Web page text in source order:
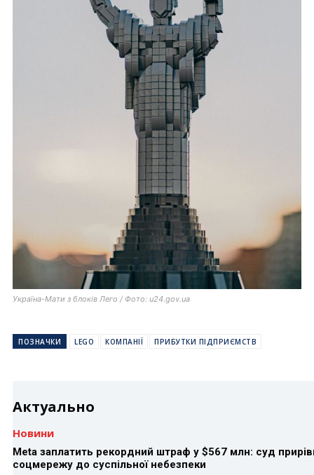
Україна-Мати з блоків Лего / Фото: u24.gov.ua
ПОЗНАЧКИ LEGO КОМПАНІЇ ПРИБУТКИ ПІДПРИЄМСТВ
Актуально
Новини
Meta заплатить рекордний штраф у $567 млн: суд
соцмережу до суспільної небезпеки